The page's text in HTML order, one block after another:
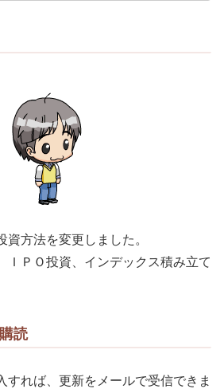
資方法を変更しました。
ＩＰＯ投資、インデックス積み立て
読
すれば、更新をメールで受信できま